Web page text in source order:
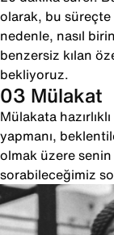
olarak, bu
nedenle, nasıl
benzersiz kılan
bekliyoruz.
03 Mülakat
Mülakata
yapmanı,
olmak üzere
sorabileceğimiz